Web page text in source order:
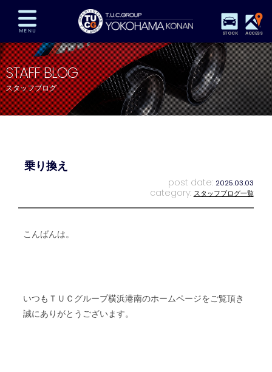
STOCK ACCESS
在庫車両情報 保証&サービス パーツリスト
TUCとは？ 店舗情報 アクセスマップ
全国納車 特別作業 注文販売
STAFF BLOG
スタッフブログ
乗り換え
post date: 2025.03.03
category: スタッフブログ一覧
こんばんは。
いつもＴＵＣグループ横浜港南のホームページをご覧頂き
誠にありがとうございます。